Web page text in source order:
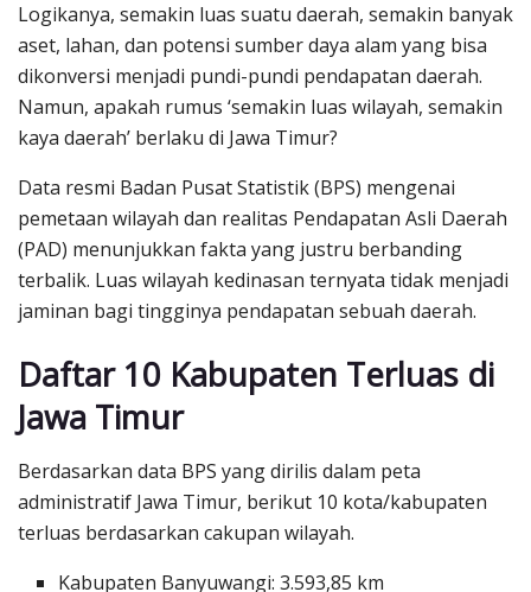
Logikanya, semakin luas suatu daerah, semakin banyak
aset, lahan, dan potensi sumber daya alam yang bisa
dikonversi menjadi pundi-pundi pendapatan daerah.
Namun, apakah rumus ‘semakin luas wilayah, semakin
kaya daerah’ berlaku di Jawa Timur?
Data resmi Badan Pusat Statistik (BPS) mengenai
pemetaan wilayah dan realitas Pendapatan Asli Daerah
(PAD) menunjukkan fakta yang justru berbanding
terbalik. Luas wilayah kedinasan ternyata tidak menjadi
jaminan bagi tingginya pendapatan sebuah daerah.
Daftar 10 Kabupaten Terluas di
Jawa Timur
Berdasarkan data BPS yang dirilis dalam peta
administratif Jawa Timur, berikut 10 kota/kabupaten
terluas berdasarkan cakupan wilayah.
Kabupaten Banyuwangi: 3.593,85 km